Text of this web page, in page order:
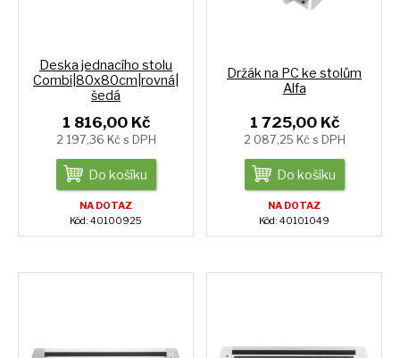
Deska jednacího stolu
Combi|80x80cm|rovná|
šedá
1 816,00 Kč
2 197,36 Kč s DPH
Do košíku
NA DOTAZ
Kód: 40100925
Držák na PC ke stolům
Alfa
1 725,00 Kč
2 087,25 Kč s DPH
Do košíku
NA DOTAZ
Kód: 40101049